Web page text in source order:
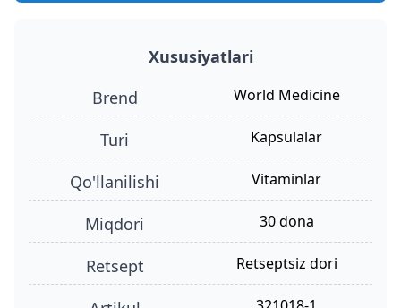
Xususiyatlari
Brend
World Medicine
turi kapsulalar
qo'llanilishi vitaminlar
miqdori 30 dona
retsept retseptsiz dori